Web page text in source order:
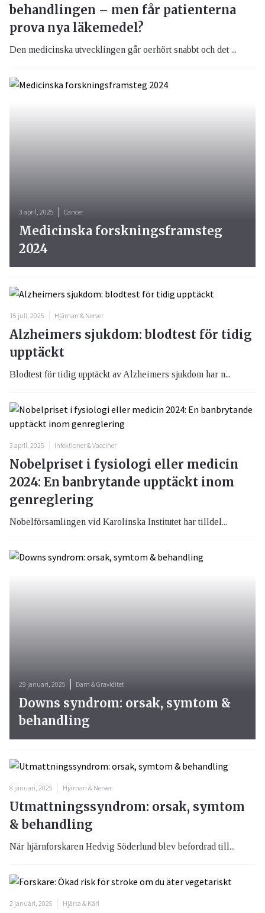
behandlingen – men får patienterna
prova nya läkemedel?
Den medicinska utvecklingen går oerhört snabbt och det ...
15 juli, 2025 Hjärnan & Nerver
Alzheimers sjukdom: blodtest för tidig
upptäckt
Blodtest för tidig upptäckt av Alzheimers sjukdom har n...
3 april, 2025 Infektioner & Vacciner
Nobelpriset i fysiologi eller medicin
2024: En banbrytande upptäckt inom
genreglering
Nobelförsamlingen vid Karolinska Institutet har tilldel...
3 april, 2025 Cancer
Medicinska forskningsframsteg
2024
29 januari, 2025 Barn & Graviditet
Downs syndrom: orsak, symtom &
behandling
8 januari, 2025 Hjärnan & Nerver
Utmattningssyndrom: orsak, symtom
& behandling
När hjärnforskaren Hedvig Söderlund blev befordrad till...
2 januari, 2025 Hjärta & Kärl